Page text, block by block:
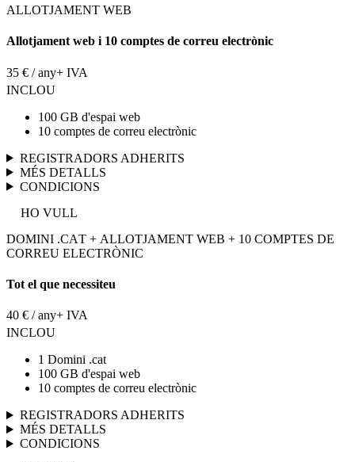
ALLOTJAMENT WEB
Allotjament web i 10 comptes de correu electrònic
35 € / any+ IVA
INCLOU
100 GB d'espai web
10 comptes de correu electrònic
REGISTRADORS ADHERITS
MÉS DETALLS
CONDICIONS
HO VULL
DOMINI .CAT + ALLOTJAMENT WEB + 10 COMPTES DE
CORREU ELECTRÒNIC
Tot el que necessiteu
40 € / any+ IVA
INCLOU
1 Domini .cat
100 GB d'espai web
10 comptes de correu electrònic
REGISTRADORS ADHERITS
MÉS DETALLS
CONDICIONS